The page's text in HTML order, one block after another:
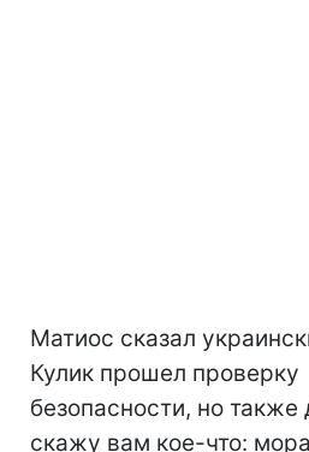
Матиос сказал
Кулик прошел проверку
безопасности, но также
скажу вам кое-что: